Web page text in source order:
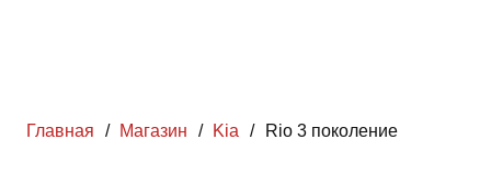
Главная / Магазин / Kia / Rio 3 поколение